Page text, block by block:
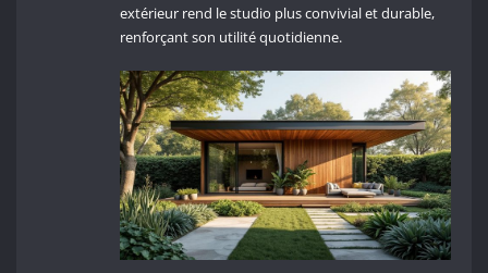
extérieur rend le studio plus convivial et durable,
renforçant son utilité quotidienne.